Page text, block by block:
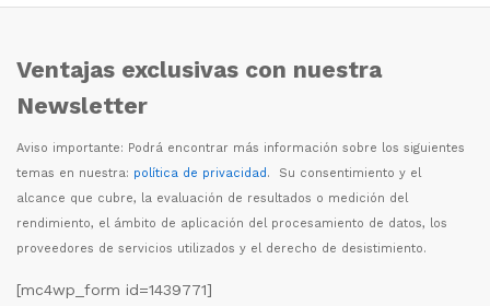
Ventajas exclusivas con nuestra
Newsletter
Aviso importante: Podrá encontrar más información sobre los siguientes
temas en nuestra: política de privacidad. Su consentimiento y el
alcance que cubre, la evaluación de resultados o medición del
rendimiento, el ámbito de aplicación del procesamiento de datos, los
proveedores de servicios utilizados y el derecho de desistimiento.
[mc4wp_form id=1439771]